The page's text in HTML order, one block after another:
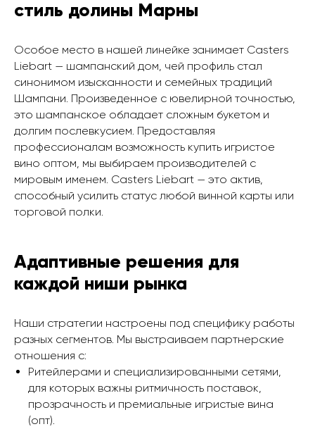
стиль долины Марны
Особое место в нашей линейке занимает Casters
Liebart — шампанский дом, чей профиль стал
синонимом изысканности и семейных традиций
Шампани. Произведенное с ювелирной точностью,
это шампанское обладает сложным букетом и
долгим послевкусием. Предоставляя
профессионалам возможность купить игристое
вино оптом, мы выбираем производителей с
мировым именем. Casters Liebart — это актив,
способный усилить статус любой винной карты или
торговой полки.
Адаптивные решения для
каждой ниши рынка
Наши стратегии настроены под специфику работы
разных сегментов. Мы выстраиваем партнерские
отношения с:
Ритейлерами и специализированными сетями,
для которых важны ритмичность поставок,
прозрачность и премиальные игристые вина
(опт).